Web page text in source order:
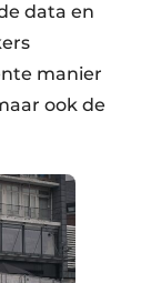
data en
manier
ook de